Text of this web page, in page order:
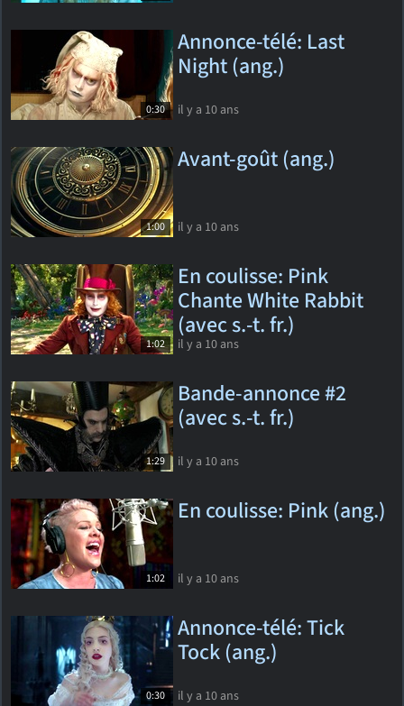
0:30
Annonce-télé: Last
Night (ang.)
il y a 10 ans
1:00
Avant-goût (ang.)
il y a 10 ans
1:02
En coulisse: Pink
Chante White Rabbit
(avec s.-t. fr.)
il y a 10 ans
1:29
Bande-annonce #2
(avec s.-t. fr.)
il y a 10 ans
1:02
En coulisse: Pink (ang.)
il y a 10 ans
0:30
Annonce-télé: Tick
Tock (ang.)
il y a 10 ans